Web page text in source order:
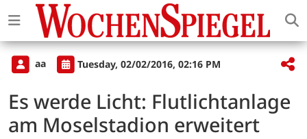
aa Tuesday, 02/02/2016, 02:16 PM
Es werde Licht: Flutlichtanlage
am Moselstadion erweitert